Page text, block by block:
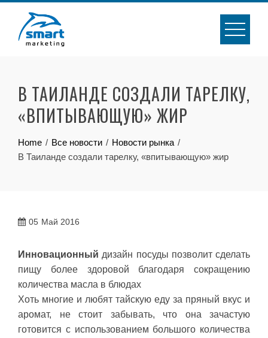
content
В ТАИЛАНДЕ СОЗДАЛИ ТАРЕЛКУ,
«ВПИТЫВАЮЩУЮ» ЖИР
Home Все новости
Новости рынка
В Таиланде создали тарелку, «впитывающую» жир
05 Май 2016
Инновационный дизайн посуды позволит сделать
пищу более здоровой благодаря сокращению
количества масла в блюдах
Хоть многие и любят тайскую еду за пряный вкус и
аромат, не стоит забывать, что она зачастую
готовится с использованием большого количества